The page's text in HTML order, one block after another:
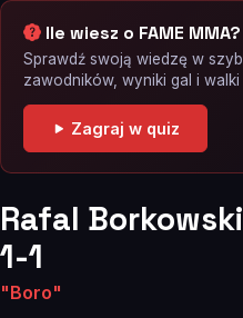
Ile wiesz o FAME MMA?
Sprawdź swoją wiedzę w
zawodników, wyniki gal i
Zagraj w quiz
Rafal
1-1
"Boro"